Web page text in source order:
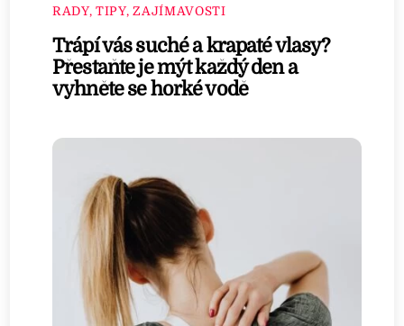
RADY, TIPY, ZAJÍMAVOSTI
Trápí vás suché a krapaté vlasy?
Přestaňte je mýt každý den a
vyhněte se horké vodě